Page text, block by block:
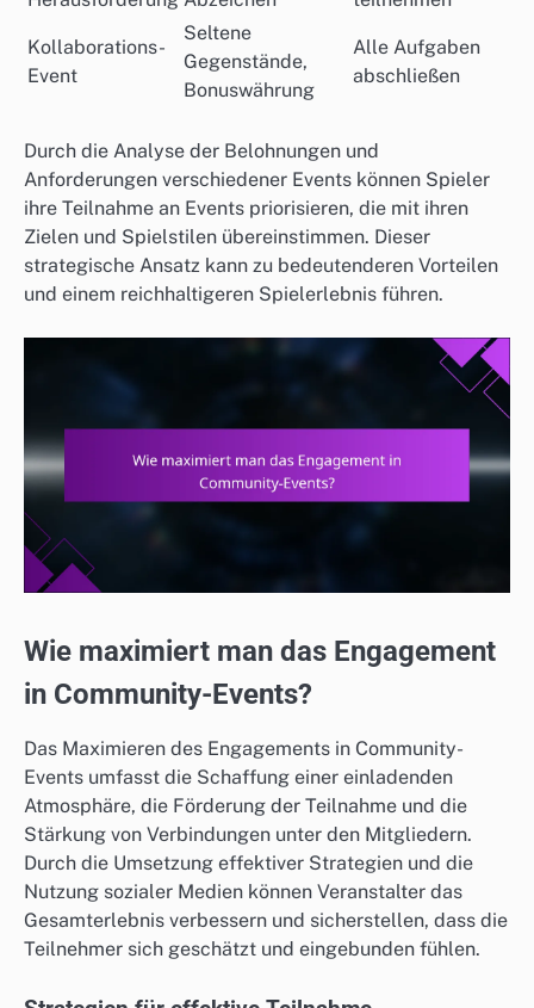
Kollaborations-
Event
Seltene
Gegenstände,
Bonuswährung
Alle Aufgaben
abschließen
Durch die Analyse der Belohnungen und
Anforderungen verschiedener Events können Spieler
ihre Teilnahme an Events priorisieren, die mit ihren
Zielen und Spielstilen übereinstimmen. Dieser
strategische Ansatz kann zu bedeutenderen Vorteilen
und einem reichhaltigeren Spielerlebnis führen.
Wie maximiert man das Engagement
in Community-Events?
Das Maximieren des Engagements in Community-
Events umfasst die Schaffung einer einladenden
Atmosphäre, die Förderung der Teilnahme und die
Stärkung von Verbindungen unter den Mitgliedern.
Durch die Umsetzung effektiver Strategien und die
Nutzung sozialer Medien können Veranstalter das
Gesamterlebnis verbessern und sicherstellen, dass die
Teilnehmer sich geschätzt und eingebunden fühlen.